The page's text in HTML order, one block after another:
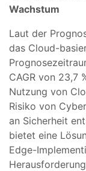
Wachstum
Laut der
das Cloud-
CAGR von 23,7
Nutzung von
Risiko von
an Sicherheit
bietet eine
Edge-